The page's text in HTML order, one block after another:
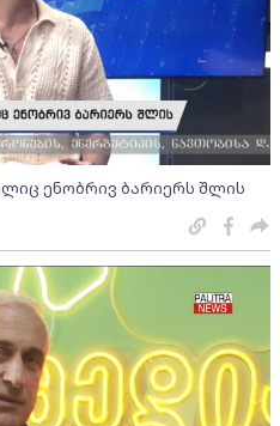
ენობრივ ბარიერს შლის